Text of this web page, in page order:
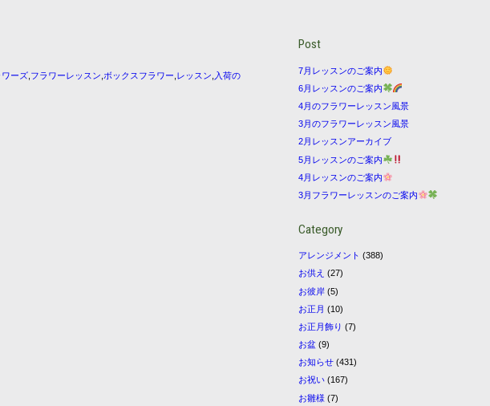
ワーズ フラワーレッスン ボックスフラワー レッスン 入荷の
Post
7月レッスンのご案内
6月レッスンのご案内
4月のフラワーレッスン風景
3月のフラワーレッスン風景
2月レッスンアーカイブ
5月レッスンのご案内
4月レッスンのご案内
3月フラワーレッスンのご案内
Category
アレンジメント (388)
お供え (27)
お彼岸 (5)
お正月 (10)
お正月飾り (7)
お盆 (9)
お知らせ (431)
お祝い (167)
お雛様 (7)